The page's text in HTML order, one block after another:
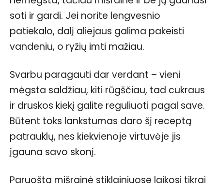
soti ir gardi. Jei norite lengvesnio
patiekalo, dalį aliejaus galima pakeisti
vandeniu, o ryžių imti mažiau.
Svarbu paragauti dar verdant – vieni
mėgsta saldžiau, kiti rūgščiau, tad cukraus
ir druskos kiekį galite reguliuoti pagal save.
Būtent toks lankstumas daro šį receptą
patrauklų, nes kiekvienoje virtuvėje jis
įgauna savo skonį.
Paruošta mišrainė stiklainiuose laikosi tikrai